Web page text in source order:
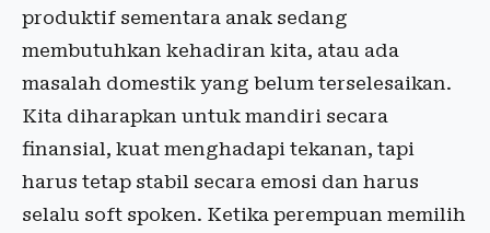
produktif sementara anak sedang
membutuhkan kehadiran kita, atau ada
masalah domestik yang belum terselesaikan.
Kita diharapkan untuk mandiri secara
finansial, kuat menghadapi tekanan, tapi
harus tetap stabil secara emosi dan harus
selalu soft spoken. Ketika perempuan memilih